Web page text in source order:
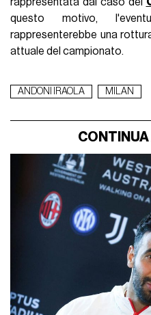
questo motivo,
rappresenterebbe una
attuale del campionato.
ANDONI IRAOLA MILAN